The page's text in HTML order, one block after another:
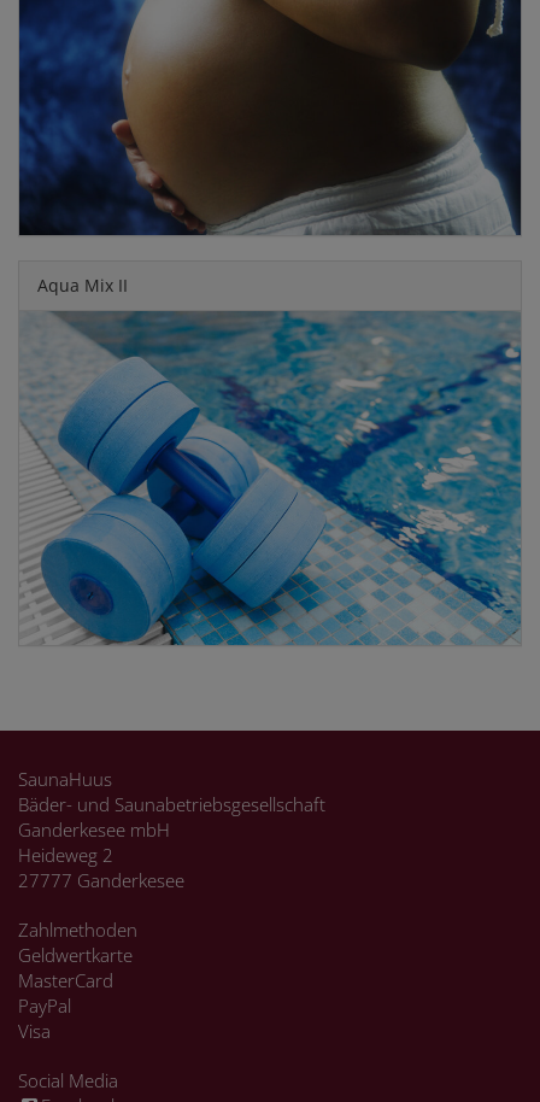
Aqua Mix II
SaunaHuus
Bäder- und Saunabetriebsgesellschaft
Ganderkesee mbH
Heideweg 2
27777 Ganderkesee
Zahlmethoden
Geldwertkarte
MasterCard
PayPal
Visa
Social Media